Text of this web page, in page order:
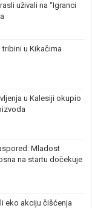
uživali na “Igranci
tribini u Kikačima
u Kalesiji okupio
Mladost
na startu dočekuje
eko akciju čišćenja